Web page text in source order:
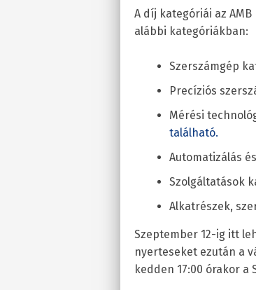
A díj kategóriái az
alábbi kategóriákban:
Szerszámgép
Precíziós
Mérési
található.
Automatizálás
Szolgáltatások
Alkatrészek,
Szeptember 12-ig itt
nyerteseket ezután a
kedden 17:00 órakor